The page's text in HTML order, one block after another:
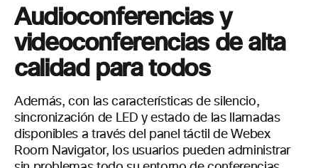
Audioconferenciasy
videoconferencias de alta
calidad para todos
Además, con las características de silencio,
sincronización de LED y estado de las llamadas
disponibles a través del panel táctil de Webex
Room Navigator, los usuarios pueden administrar